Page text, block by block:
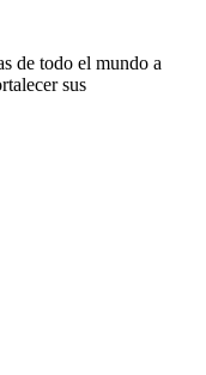
de todo el mundo a
sus